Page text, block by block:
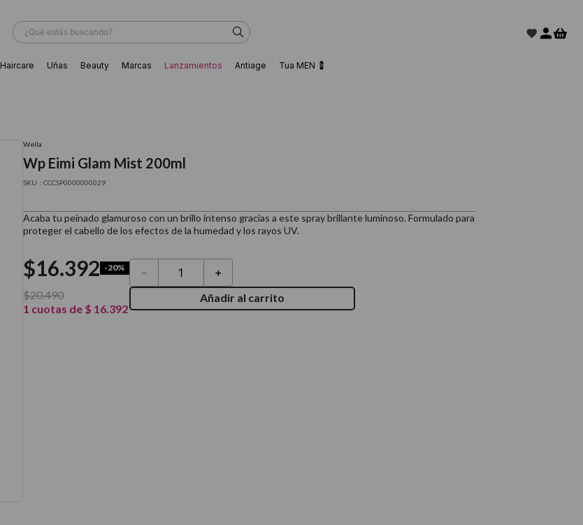
¿Qué estás buscando?
Haircare Uñas Beauty Marcas Lanzamientos Antiage Tua MEN 💈
Wella
Wp Eimi Glam Mist 200ml
: CCCSP0000000029
Acaba tu peinado glamuroso con un brillo intenso gracias a este spray brillante luminoso. Formulado para
proteger el cabello de los efectos de la humedad y los rayos UV.
$16.392 -20%
$20.490
1 cuotas de $ 16.392
＋
－
Añadir al carrito